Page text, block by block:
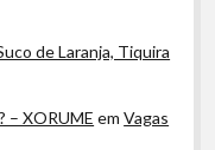
de Laranja, Tiquira
– XORUME emVagas